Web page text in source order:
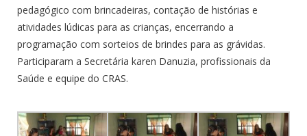
pedagógico com brincadeiras, contação de histórias e
atividades lúdicas para as crianças, encerrando a
programação com sorteios de brindes para as grávidas.
Participaram a Secretária karen Danuzia, profissionais da
Saúde e equipe do CRAS.